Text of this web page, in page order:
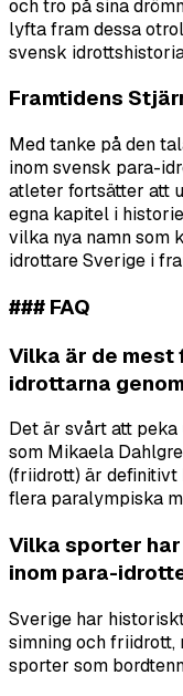
och tro på sina
lyfta fram dessa
svensk
Framtidens
Med tanke på den
inom svensk para-
atleter fortsätter att
egna kapitel i
vilka nya namn som
idrottare Sverige i
### FAQ
Vilka är de mest
idrottarna
Det är svårt att
som Mikaela
(friidrott) är definitivt
flera paralympiska
Vilka sporter
inom para-
Sverige har
simning och friidrott,
sporter som